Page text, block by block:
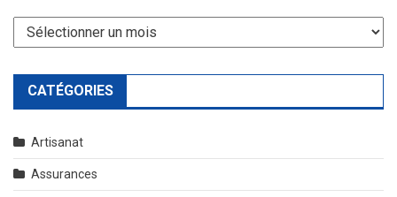
Archives
CATÉGORIES
Artisanat
Assurances